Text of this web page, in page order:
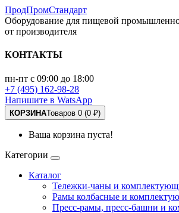
ПродПромСтандарт
Оборудование для пищевой
от производителя
КОНТАКТЫ
пн-пт с 09:00 до 18:00
+7 (495) 162-98-28
Напишите в WatsApp
КОРЗИНАТоваров 0 (0 ₽)
Ваша корзина пуста!
Категории
Каталог
Тележки-чаны и
Рамы колбасные и
Пресс-рамы, пресс-башни и